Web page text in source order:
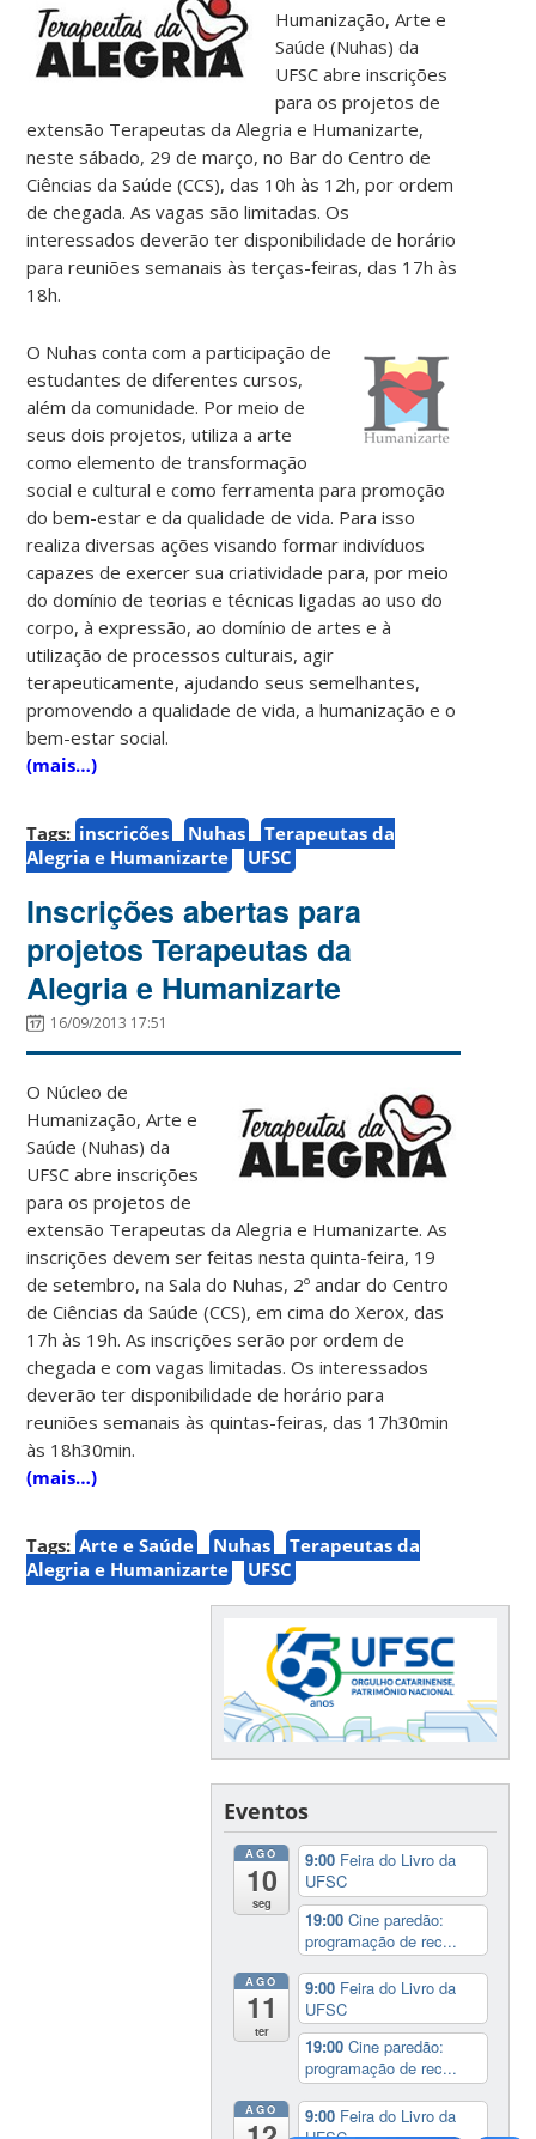
Humanização, Arte e
Saúde (Nuhas) da
UFSC abre inscrições
para os projetos de
extensão Terapeutas da Alegria e Humanizarte,
neste sábado, 29 de março, no Bar do Centro de
Ciências da Saúde (CCS), das 10h às 12h, por ordem
de chegada. As vagas são limitadas. Os
interessados deverão ter disponibilidade de horário
para reuniões semanais às terças-feiras, das 17h às
18h.
O Nuhas conta com a participação de
estudantes de diferentes cursos,
além da comunidade. Por meio de
seus dois projetos, utiliza a arte
como elemento de transformação
social e cultural e como ferramenta para promoção
do bem-estar e da qualidade de vida. Para isso
realiza diversas ações visando formar indivíduos
capazes de exercer sua criatividade para, por meio
do domínio de teorias e técnicas ligadas ao uso do
corpo, à expressão, ao domínio de artes e à
utilização de processos culturais, agir
terapeuticamente, ajudando seus semelhantes,
promovendo a qualidade de vida, a humanização e o
bem-estar social.
(mais…)
Tags: inscrições Nuhas
Terapeutas da
Alegria e Humanizarte
UFSC
Inscrições abertas para
projetos Terapeutas da
Alegria e Humanizarte
16/09/2013 17:51
O Núcleo de
Humanização, Arte e
Saúde (Nuhas) da
UFSC abre inscrições
para os projetos de
extensão Terapeutas da Alegria e Humanizarte. As
inscrições devem ser feitas nesta quinta-feira, 19
de setembro, na Sala do Nuhas, 2º andar do Centro
de Ciências da Saúde (CCS), em cima do Xerox, das
17h às 19h. As inscrições serão por ordem de
chegada e com vagas limitadas. Os interessados
deverão ter disponibilidade de horário para
reuniões semanais às quintas-feiras, das 17h30min
às 18h30min.
(mais…)
Tags: Arte e Saúde Nuhas
Terapeutas da
Alegria e Humanizarte
UFSC
Eventos
AGO
10
seg
9:00 Feira do Livro da
UFSC
19:00Cine paredão:
programação de rec...
AGO
11
ter
9:00 Feira do Livro da
UFSC
19:00Cine paredão:
programação de rec...
AGO 9:00 Feira do Livro da